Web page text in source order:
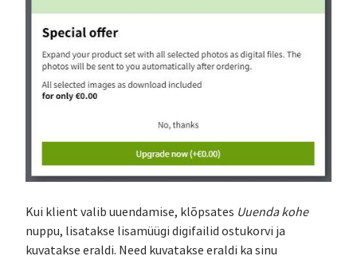
Kui klient valib uuendamise, klõpsates Uuenda kohe
nuppu, lisatakse lisamüügi digifailid ostukorvi ja
kuvatakse eraldi. Need kuvatakse eraldi ka sinu